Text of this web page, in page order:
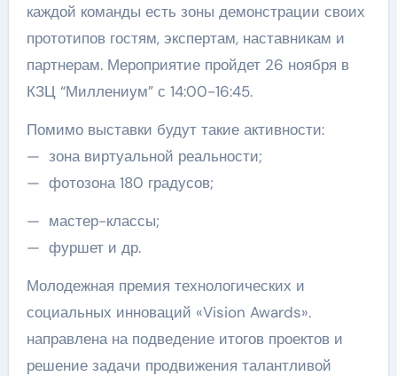
каждой команды есть зоны демонстрации своих
прототипов гостям, экспертам, наставникам и
партнерам. Мероприятие пройдет 26 ноября в
КЗЦ “Миллениум” с 14:00-16:45.
Помимо выставки будут такие активности:
— зона виртуальной реальности;
— фотозона 180 градусов;
— мастер-классы;
— фуршет и др.
Молодежная премия технологических и
социальных инноваций «Vision Awards».
направлена на подведение итогов проектов и
решение задачи продвижения талантливой